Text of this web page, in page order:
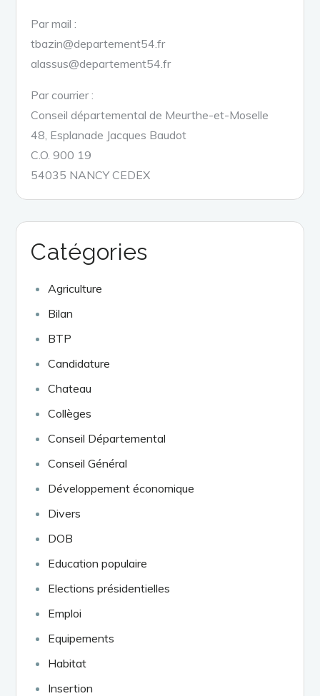
Par mail :
tbazin@departement54.fr
alassus@departement54.fr
Par courrier :
Conseil départemental de Meurthe-et-Moselle
48, Esplanade Jacques Baudot
C.O. 900 19
54035 NANCY CEDEX
Catégories
Agriculture
Bilan
BTP
Candidature
Chateau
Collèges
Conseil Départemental
Conseil Général
Développement économique
Divers
DOB
Education populaire
Elections présidentielles
Emploi
Equipements
Habitat
Insertion